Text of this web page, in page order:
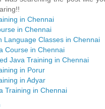
in Chennai
in Chennai
Language Classes in Chennai
Course in Chennai
Java Training in Chennai
in Porur
in Adyar
Training in Chennai